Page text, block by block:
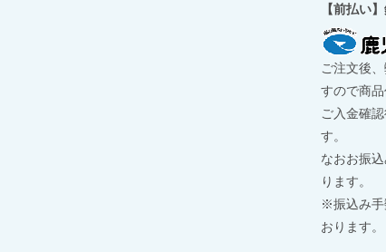
【前払い
ご注文後
すので商品
ご入金確
す。
なおお振
ります。
※振込み手
おります。